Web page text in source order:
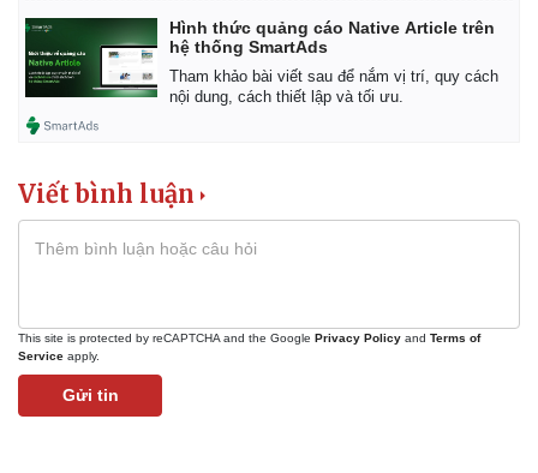
Pháp luật
Vụ án
Tư vấn luật
Hình thức quảng cáo Native Article trên
hệ thống SmartAds
Tham khảo bài viết sau để nắm vị trí, quy cách
nội dung, cách thiết lập và tối ưu.
Viết bình luận
This site is protected by reCAPTCHA and the Google Privacy Policy and Terms of
Service apply.
Gửi tin